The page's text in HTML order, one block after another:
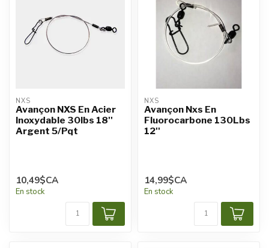
NXS
Avançon NXS En Acier
Inoxydable 30lbs 18''
Argent 5/Pqt
10,49$CA
En stock
NXS
Avançon Nxs En
Fluorocarbone 130Lbs
12''
14,99$CA
En stock